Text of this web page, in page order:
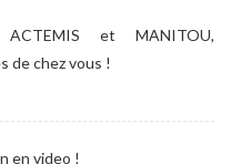
et MANITOU,
de chez vous !
en video !